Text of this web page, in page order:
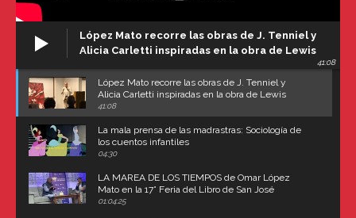
López Mato recorre las obras de J. Tenniel y
Alicia Carletti inspiradas en la obra de Lewis
41:08
López Mato recorre las obras de J. Tenniel y
Alicia Carletti inspiradas en la obra de Lewis
Carroll
41:08
La mala prensa de las madrastras: Sociología de
los cuentos infantiles
04:30
LA MAREA DE LOS TIEMPOS de Omar López
Mato en la 17° Feria del Libro de San José
(Uruguay)
01:04:25